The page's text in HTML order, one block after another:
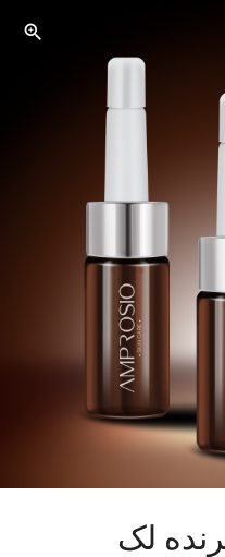
لک